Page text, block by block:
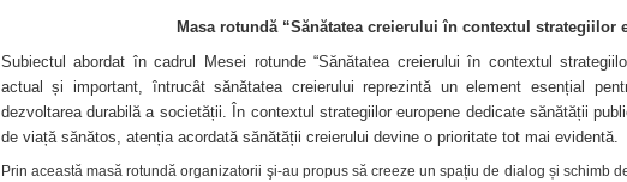
Masa rotundă “Sănătatea creierului în contextul strategiilor
Subiectul abordat în cadrul Mesei rotunde “Sănătatea creierului în contextul
actual și important, întrucât sănătatea creierului reprezintă un element esențial
dezvoltarea durabilă a societății. În contextul strategiilor europene dedicate sănătății
de viață sănătos, atenția acordată sănătății creierului devine o prioritate tot mai evidentă.
Prin această masă rotundă organizatorii şi-au propus să creeze un spațiu de dialog și schimb